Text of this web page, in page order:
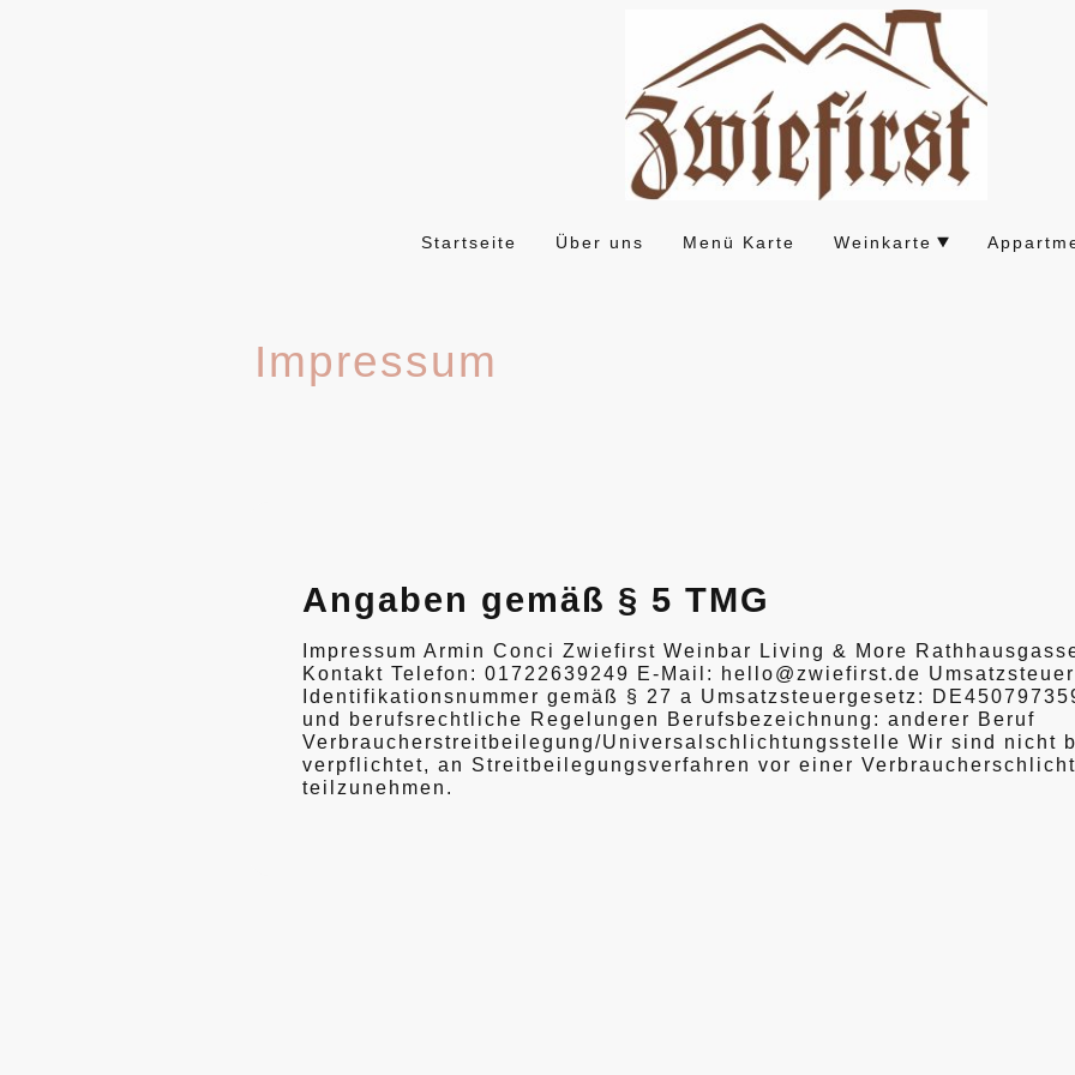
Startseite Über uns Menü Karte Weinkarte
Impressum
Angaben gemäß § 5 TMG
Impressum Armin Conci Zwiefirst Weinbar Living & More
Kontakt Telefon: 01722639249 E-Mail: hello@zwiefirst.de
Identifikationsnummer gemäß § 27 a Umsatzsteuergesetz:
und berufsrechtliche Regelungen Berufsbezeichnung: anderer Beruf
Verbraucherstreitbeilegung/Universalschlichtungsstelle Wir sind nicht
verpflichtet, an Streitbeilegungsverfahren vor einer
teilzunehmen.